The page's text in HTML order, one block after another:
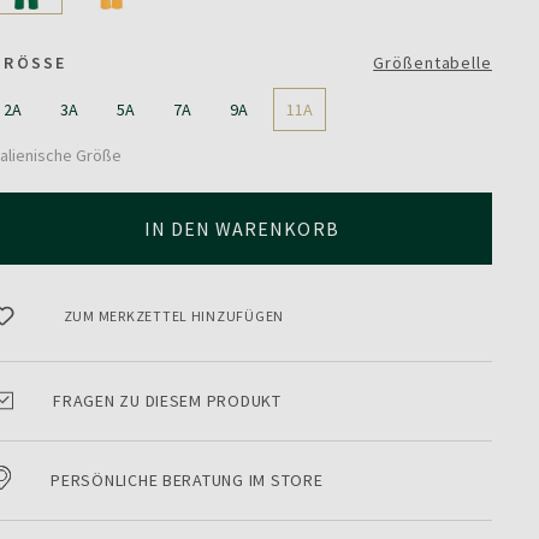
Größentabelle
2A 3A 5A 7A 9A 11A
Größe
IN DEN WARENKORB
ZUM MERKZETTEL HINZUFÜGEN
FRAGEN ZU DIESEM PRODUKT
PERSÖNLICHE BERATUNG IM STORE